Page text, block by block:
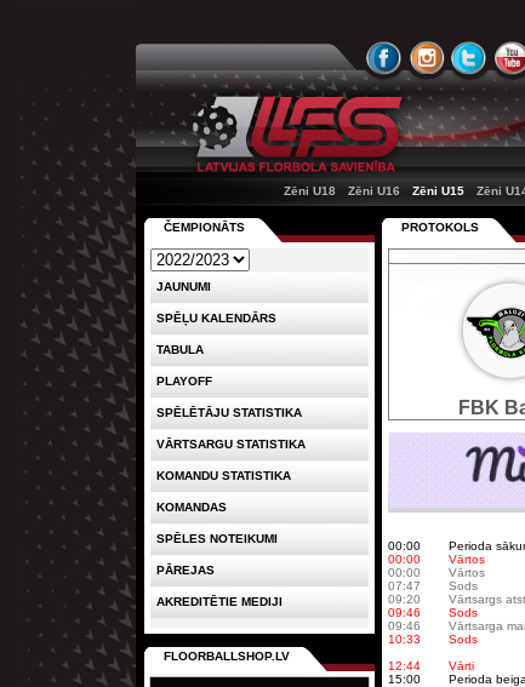
Zēni U18
Zēni U16 Zēni U15 Zēni
PROTOKOLS
FBK
00:00 Perioda
00:00
Vārtos
00:00
Vārtos
07:47
Sods
09:20
Vārtsargs
09:46
Sods
09:46
Vārtsarga
10:33
Sods
12:44
Vārti
15:00
Perioda
ČEMPIONĀTS
JAUNUMI
SPĒĻU KALENDĀRS
TABULA
PLAYOFF
SPĒLĒTĀJU STATISTIKA
VĀRTSARGU STATISTIKA
KOMANDU STATISTIKA
KOMANDAS
SPĒLES NOTEIKUMI
PĀREJAS
AKREDITĒTIE MEDIJI
FLOORBALLSHOP.LV